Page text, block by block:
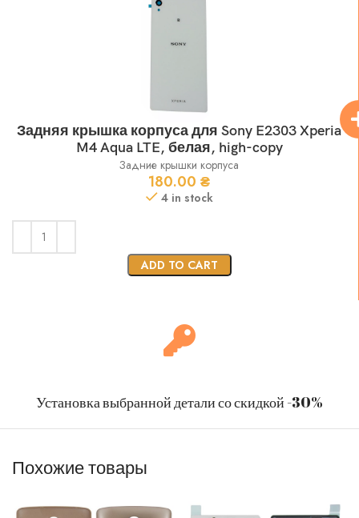
Задняя крышка корпуса для Sony E2303 Xperia
M4 Aqua LTE, белая, high-copy
Задние крышки корпуса
180.00 ₴
4 in stock
ADD TO CART
Установка выбранной детали со скидкой -30%
Похожие товары